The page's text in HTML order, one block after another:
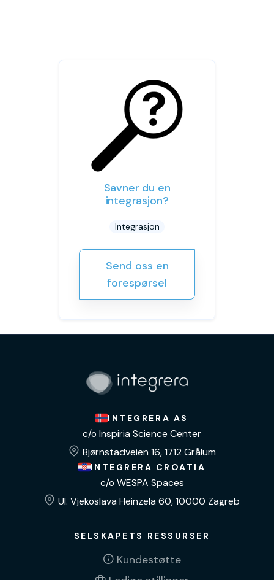
Savner du en
integrasjon?
Integrasjon
Send oss en
forespørsel
INTEGRERA AS
c/o Inspiria Science Center
Bjørnstadveien 16, 1712 Grålum
INTEGRERA CROATIA
c/o WESPA Spaces
Ul. Vjekoslava Heinzela 60, 10000 Zagreb
SELSKAPETS RESSURSER
Kundestøtte